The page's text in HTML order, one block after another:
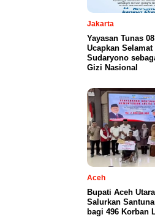
Jakarta
Yayasan Tunas
Ucapkan
Sudaryono
Gizi Nasional
Aceh
Bupati Aceh
Salurkan
bagi 496 Korban